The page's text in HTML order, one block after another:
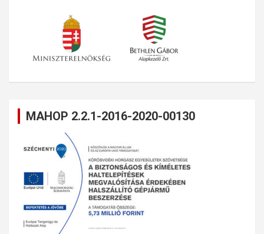
MAHOP 2.2.1-2016-2020-00130